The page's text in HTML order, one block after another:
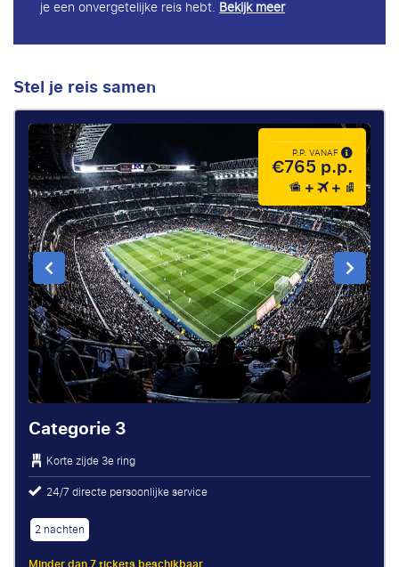
je een onvergetelijke reis hebt.Bekijk meer
Stel je reis samen
P.P. VANAF
€765 p.p.
Categorie 3
Korte zijde 3e ring
24/7 directe persoonlijke service
2 nachten